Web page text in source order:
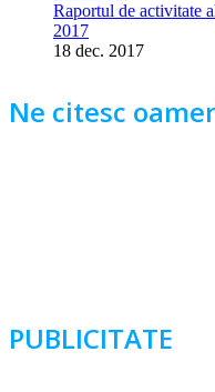
Raportul de activitate
2017
18 dec. 2017
Ne citesc
PUBLICITATE